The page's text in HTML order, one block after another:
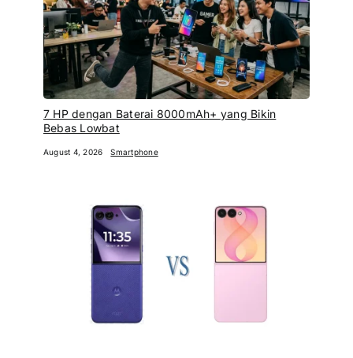
7 HP dengan Baterai 8000mAh+ yang Bikin
Bebas Lowbat
August 4, 2026 Smartphone